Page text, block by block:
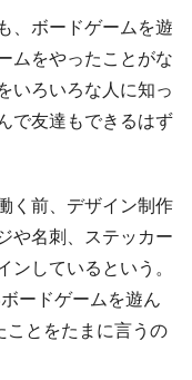
、ボードゲームを遊
ムをやったことがな
いろいろな人に知っ
で友達もできるはず
く前、デザイン制作
や名刺、ステッカー
しているという。
ードゲームを遊ん
ことをたまに言うの